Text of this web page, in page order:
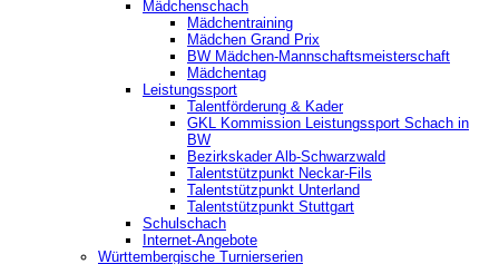
Mädchenschach
Mädchentraining
Mädchen Grand Prix
BW Mädchen-Mannschaftsmeisterschaft
Mädchentag
Leistungssport
Talentförderung & Kader
GKL Kommission Leistungssport Schach in
BW
Bezirkskader Alb-Schwarzwald
Talentstützpunkt Neckar-Fils
Talentstützpunkt Unterland
Talentstützpunkt Stuttgart
Schulschach
Internet-Angebote
Württembergische Turnierserien